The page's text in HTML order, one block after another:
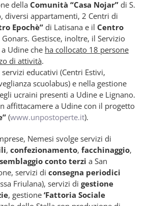
della Comunità “Casa Nojar” di S.
diversi appartamenti, 2 Centri di
Epochè” di Latisana e il Centro
Gonars. Gestisce, inoltre, il Servizio
a Udine che ha collocato 18 persone
di attività.
servizi educativi (Centri Estivi,
scuolabus) e nella gestione
ucraini presenti a Udine e Lignano.
affittacamere a Udine con il progetto
(www.unpostoperte.it).
Nemesi svolge servizi di
, confezionamento, facchinaggio,
conto terzi a San
servizi di consegna periodici
Friulana), servizi di gestione
, gestione ‘Fattoria Sociale